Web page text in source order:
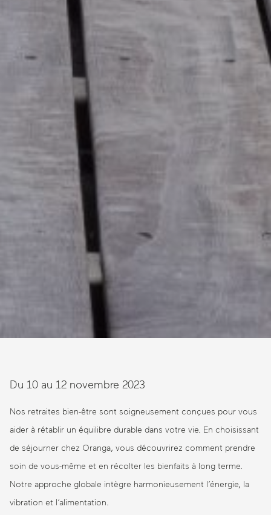
Du 10 au 12 novembre 2023
Nos retraites bien-être sont soigneusement conçues pour vous
aider à rétablir un équilibre durable dans votre vie. En choisissant
de séjourner chez Oranga, vous découvrirez comment prendre
soin de vous-même et en récolter les bienfaits à long terme.
Notre approche globale intègre harmonieusement l’énergie, la
vibration et l’alimentation.